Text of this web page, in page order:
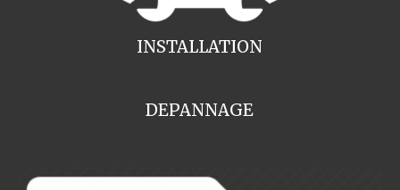
INSTALLATION
DEPANNAGE